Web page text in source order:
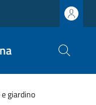
e giardino